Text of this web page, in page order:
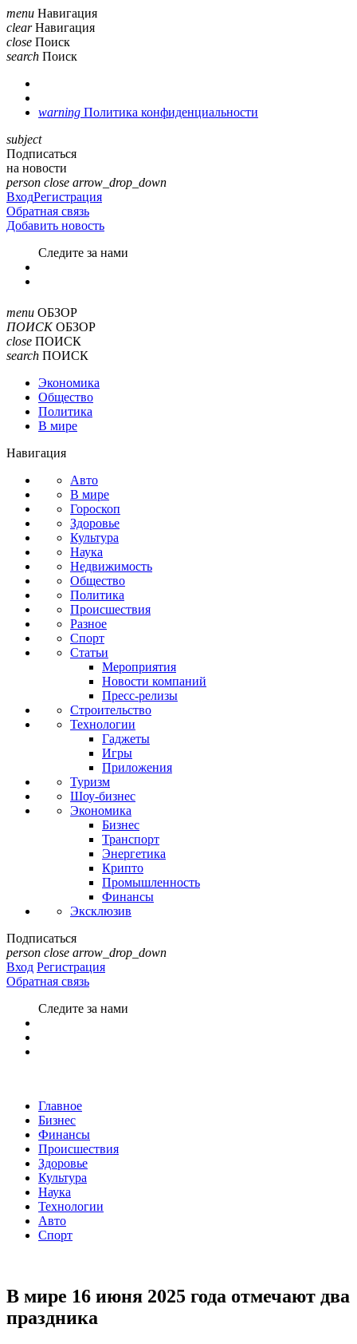
menu Навигация
clear Навигация
close Поиск
search Поиск
warning Политика конфиденциальности
subject
Подписаться
на новости
person close arrow_drop_down
ВходРегистрация
Обратная связь
Добавить новость
Cледите за нами
menu ОБЗОР
ПОИСК ОБЗОР
close ПОИСК
search ПОИСК
Экономика
Общество
Политика
В мире
Навигация
Авто
В мире
Гороскоп
Здоровье
Культура
Наука
Недвижимость
Общество
Политика
Происшествия
Разное
Спорт
Статьи
Мероприятия
Новости компаний
Пресс-релизы
Строительство
Технологии
Гаджеты
Игры
Приложения
Туризм
Шоу-бизнес
Экономика
Бизнес
Транспорт
Энергетика
Крипто
Промышленность
Финансы
Эксклюзив
Подписаться
person close arrow_drop_down
Вход Регистрация
Обратная связь
Следите за нами
Главное
Бизнес
Финансы
Происшествия
Здоровье
Культура
Наука
Технологии
Авто
Спорт
В мире 16 июня 2025 года отмечают два
праздника